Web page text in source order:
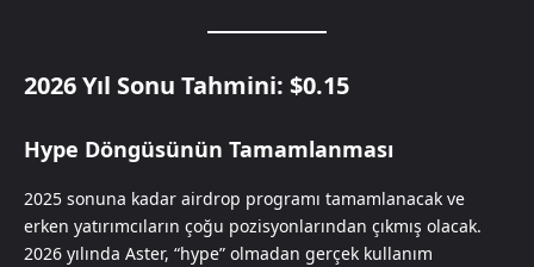
2026 Yıl Sonu Tahmini: $0.15
Hype Döngüsünün Tamamlanması
2025 sonuna kadar airdrop programı tamamlanacak ve
erken yatırımcıların çoğu pozisyonlarından çıkmış olacak.
2026 yılında Aster, “hype” olmadan gerçek kullanım